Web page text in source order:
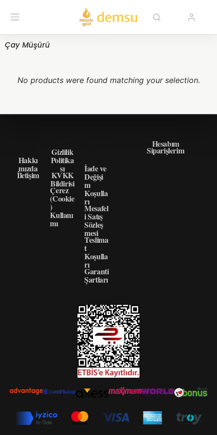
Çay Müşürü
No products were found matching your selection.
Hakkı
mızda
İletişim
Gizlilik
Politika
sı
KVKK
Bildirisi
Çerez
(Cookie
)
Kullanı
mı
İade ve
Değişi
m
Koşulla
rı
Mesafel
i Satış
Sözleş
mesi
Teslima
t
Koşulla
rı
Garanti
Şartları
Hesabım
Siparişlerim